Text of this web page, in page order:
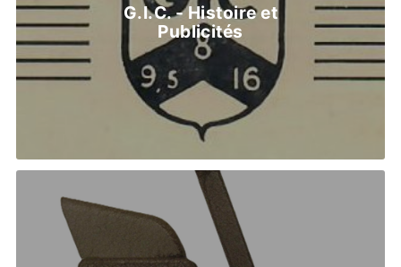
G.I.C. - Histoire et
Publicités